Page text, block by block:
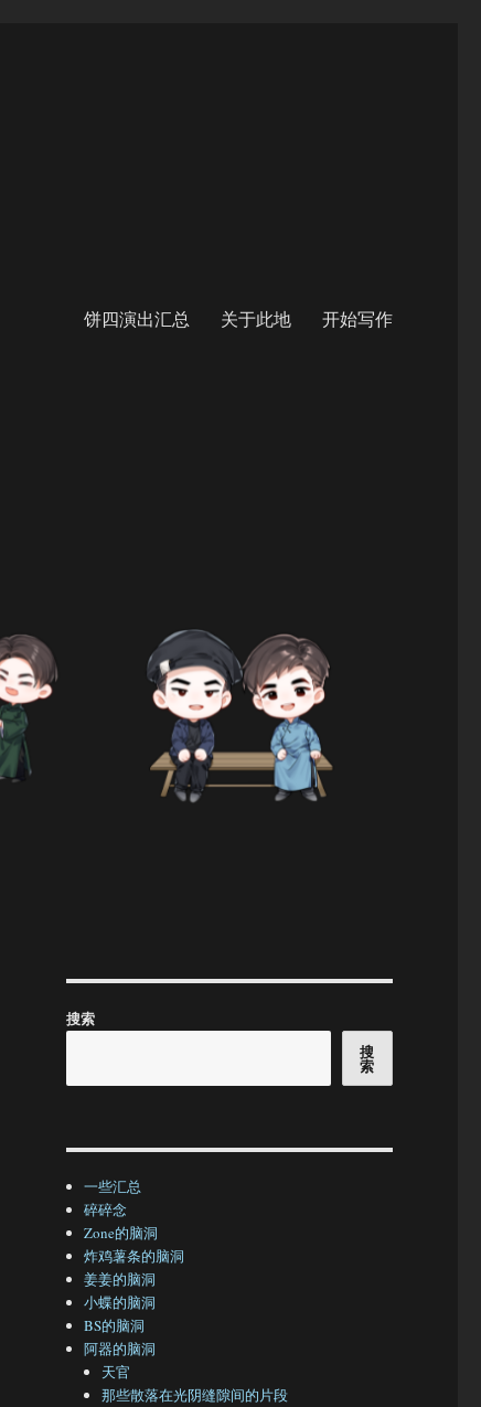
饼四演出汇总 关于此地 开始写作
搜索
搜
索
一些汇总
碎碎念
Zone的脑洞
炸鸡薯条的脑洞
姜姜的脑洞
小蝶的脑洞
BS的脑洞
阿器的脑洞
天官
那些散落在光阴缝隙间的片段